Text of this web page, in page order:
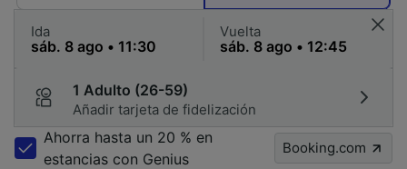
Ida Vuelta
1 Adulto (26-59)
Añadir tarjeta de fidelización
Ahorra hasta un 20 % en
estancias con Genius
Booking.com